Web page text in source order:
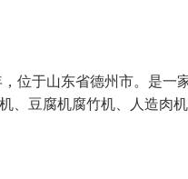
位于山东省德州市。是一
、豆腐机腐竹机、人造肉